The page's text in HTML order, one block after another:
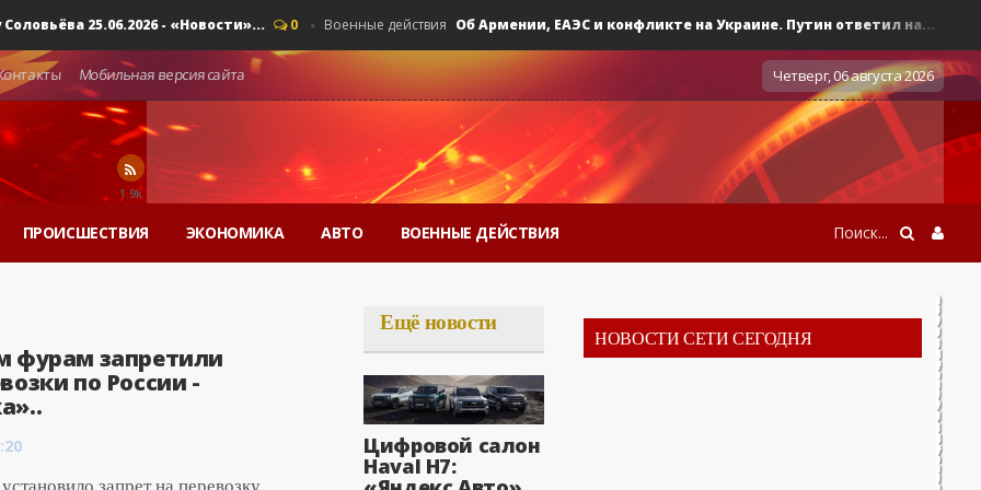
25.06.2026 - «Новости»... 0 Военные действия Об Армении, ЕАЭС и конфликте на Украине. Путин ответил на... 0
Четверг, 06 августа 2026
Мобильная версия сайта
1.9k
ПРОИСШЕСТВИЯ ЭКОНОМИКА АВТО ВОЕННЫЕ ДЕЙСТВИЯ
фурам запретили
по России -
Ещё новости
Цифровой салон
Haval H7:
НОВОСТИ СЕТИ СЕГОДНЯ